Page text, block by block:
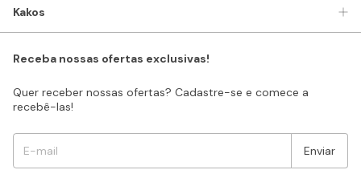
Kakos
Receba nossas ofertas exclusivas!
Quer receber nossas ofertas? Cadastre-se e comece a
recebê-las!